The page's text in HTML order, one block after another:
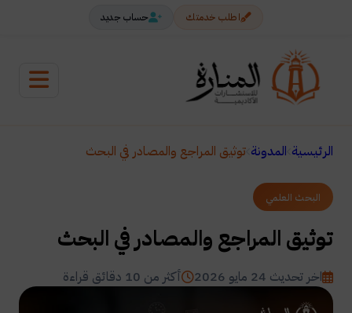
اطلب خدمتك حساب جديد
الرئيسية المدونة توثيق المراجع والمصادر في البحث
البحث العلمي
توثيق المراجع والمصادر في البحث
اخر تحديث 24 مايو 2026 أكثر من 10 دقائق قراءة